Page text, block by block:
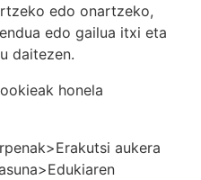
edo onartzeko,
edo gailua itxi eta
daitezen.
honela
aukera